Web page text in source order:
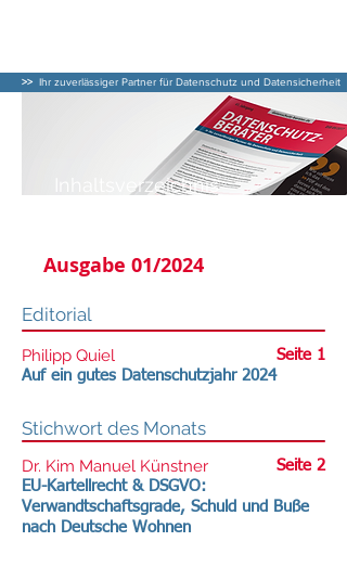
>> Ihr zuverlässiger Partner für Datenschutz und Datensicherheit
Inhaltsverzeichnis
Ausgabe 01/2024
Editorial
Philipp Quiel
Seite 1
Auf ein gutes Datenschutzjahr 2024
Stichwort des Monats
Dr. Kim Manuel Künstner
Seite 2
EU-Kartellrecht & DSGVO:
Verwandtschaftsgrade, Schuld und Buße
nach Deutsche Wohnen